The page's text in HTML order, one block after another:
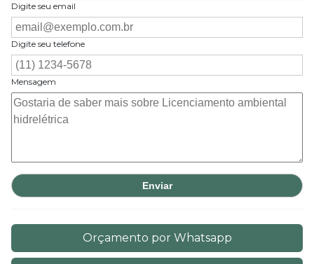
Digite seu email
Digite seu telefone
Mensagem
Orçamento por Whatsapp